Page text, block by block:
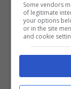
Ovviamente
affinché
città non si
non si potrà
Some vendors
of legitimate
your options
or in the site
and cookie